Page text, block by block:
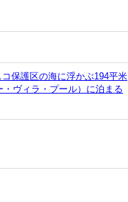
保護区の海に浮かぶ194平米
ヴィラ・プール）に泊まる